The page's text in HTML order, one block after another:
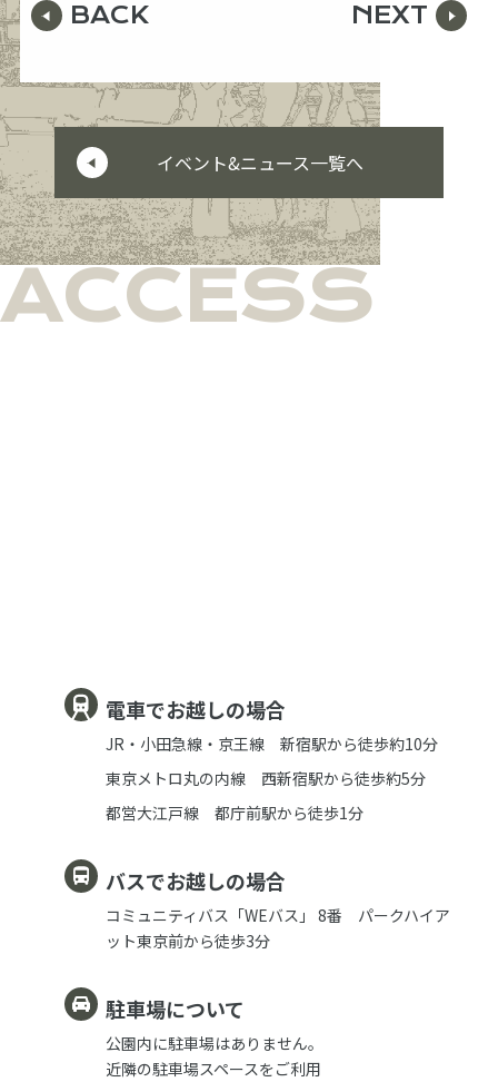
BACK NEXT
イベント&ニュース一覧へ
ACCESS
電車でお越しの場合
JR・小田急線・京王線 新宿駅から徒歩約10分
東京メトロ丸の内線 西新宿駅から徒歩約5分
都営大江戸線 都庁前駅から徒歩1分
バスでお越しの場合
コミュニティバス「WEバス」 8番 パークハイア
ット東京前から徒歩3分
駐車場について
公園内に駐車場はありません。
近隣の駐車場スペースをご利用